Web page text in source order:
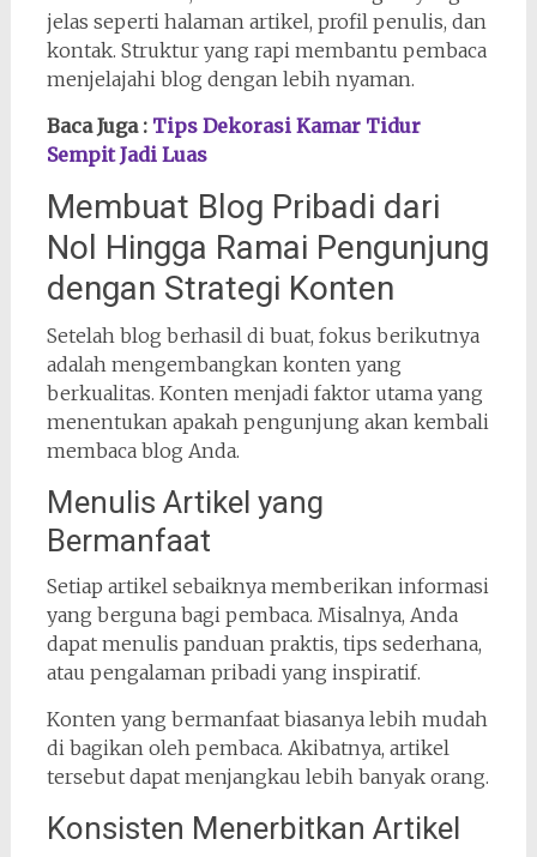
jelas seperti halaman artikel, profil penulis, dan
kontak. Struktur yang rapi membantu pembaca
menjelajahi blog dengan lebih nyaman.
Baca Juga : Tips Dekorasi Kamar Tidur
Sempit Jadi Luas
Membuat Blog Pribadi dari
Nol Hingga Ramai Pengunjung
dengan Strategi Konten
Setelah blog berhasil di buat, fokus berikutnya
adalah mengembangkan konten yang
berkualitas. Konten menjadi faktor utama yang
menentukan apakah pengunjung akan kembali
membaca blog Anda.
Menulis Artikel yang
Bermanfaat
Setiap artikel sebaiknya memberikan informasi
yang berguna bagi pembaca. Misalnya, Anda
dapat menulis panduan praktis, tips sederhana,
atau pengalaman pribadi yang inspiratif.
Konten yang bermanfaat biasanya lebih mudah
di bagikan oleh pembaca. Akibatnya, artikel
tersebut dapat menjangkau lebih banyak orang.
Konsisten Menerbitkan Artikel